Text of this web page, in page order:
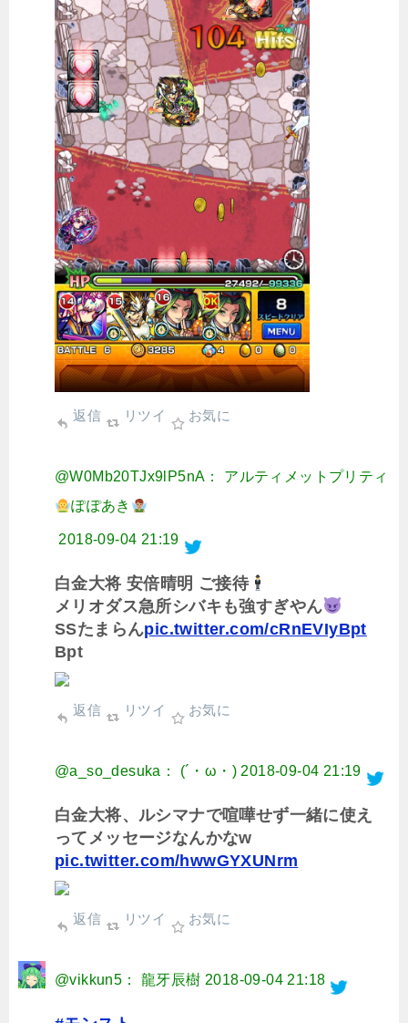
返信 リツイ お気に
@W0Mb20TJx9lP5nA： アルティメットプリティ
ぽぽあき
2018-09-04 21:19
白金大将 安倍晴明 ご接待
メリオダス急所シバキも強すぎやん
SSたまらんpic.twitter.com/cRnEVIyBpt
Bpt
返信 リツイ お気に
@a_so_desuka： (´・ω・) 2018-09-04 21:19
白金大将、ルシマナで喧嘩せず一緒に使え
ってメッセージなんかなw
pic.twitter.com/hwwGYXUNrm
返信 リツイ お気に
@vikkun5： 龍牙辰樹 2018-09-04 21:18